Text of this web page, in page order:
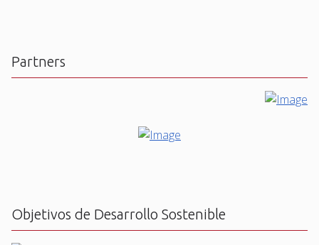
Partners
Objetivos de Desarrollo Sostenible